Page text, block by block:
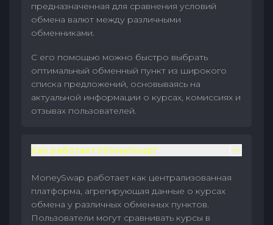
предназначенная для сравнения условий
обмена валют между различными
обменниками.
С его помощью можно быстро выбрать
оптимальный обменный пункт из широкого
списка предложений, основываясь на
актуальной информации о курсах, комиссиях и
отзывах пользователей.
Как работает MoneySwap?
MoneySwap работает как централизованная
платформа, агрегирующая данные о курсах
обмена у различных обменных пунктов.
Пользователи могут сравнивать курсы в